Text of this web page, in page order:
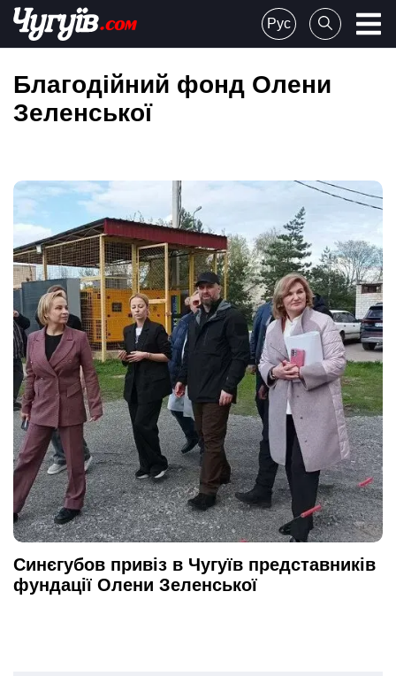
Skip
content
Chuguiv
Рус
Благодійний фонд Олени
Зеленської
Синєгубов привіз в Чугуїв представників
фундації Олени Зеленської